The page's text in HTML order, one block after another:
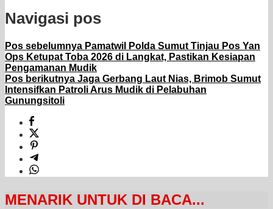
Navigasi pos
Pos sebelumnya Pamatwil Polda Sumut Tinjau Pos Yan
Ops Ketupat Toba 2026 di Langkat, Pastikan Kesiapan
Pengamanan Mudik
Pos berikutnya Jaga Gerbang Laut Nias, Brimob Sumut
Intensifkan Patroli Arus Mudik di Pelabuhan
Gunungsitoli
MENARIK UNTUK DI BACA...